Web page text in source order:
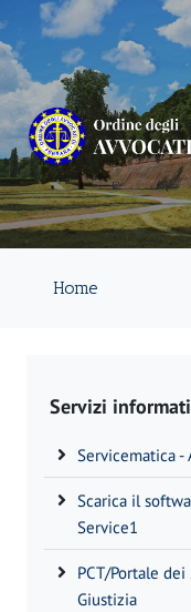
Home
Servizi
Servicematica -
Scarica il
Service1
PCT/Portale
Giustizia